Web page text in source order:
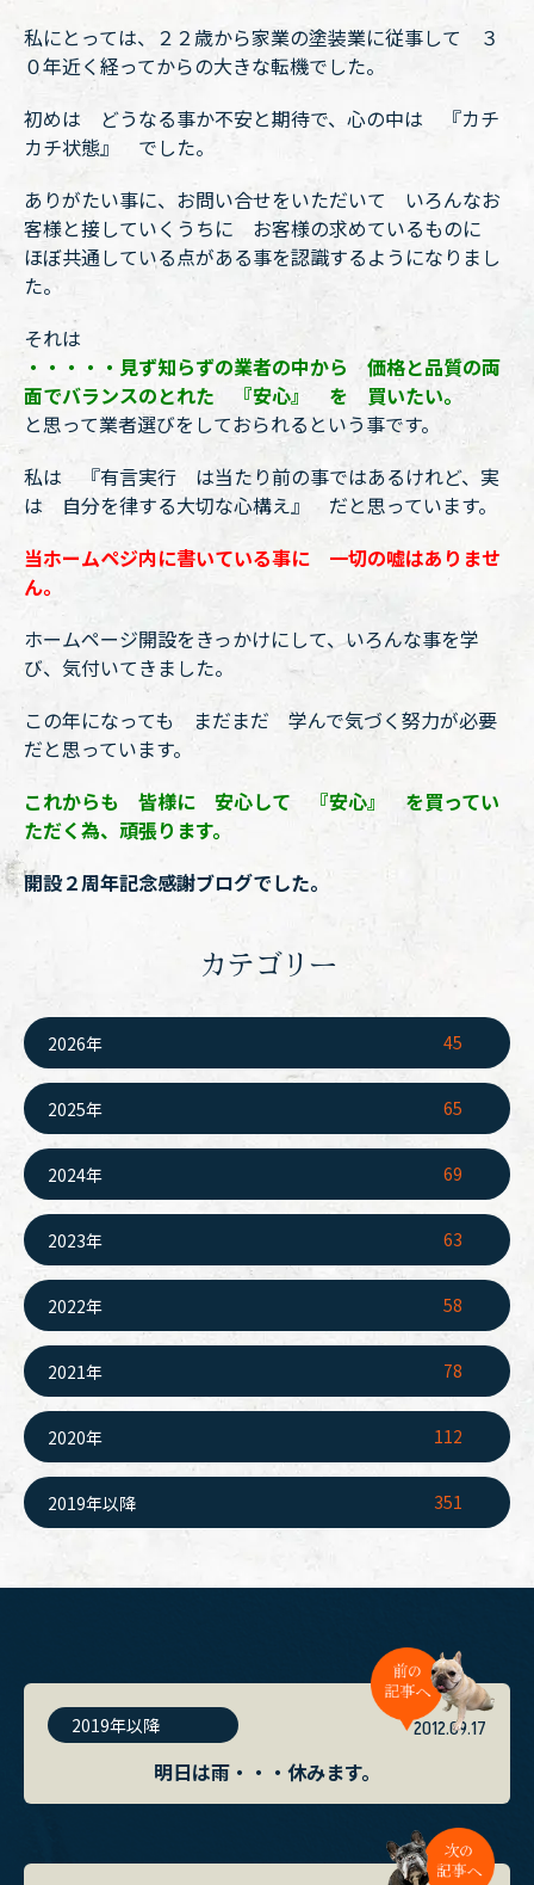
私にとっては、２２歳から家業の塗装業に従事して ３
０年近く経ってからの大きな転機でした。
初めは どうなる事か不安と期待で、心の中は 『カチ
カチ状態』 でした。
ありがたい事に、お問い合せをいただいて いろんなお
客様と接していくうちに お客様の求めているものに
ほぼ共通している点がある事を認識するようになりまし
た。
それは
・・・・・見ず知らずの業者の中から 価格と品質の両
面でバランスのとれた 『安心』 を 買いたい。
と思って業者選びをしておられるという事です。
私は 『有言実行 は当たり前の事ではあるけれど、実
は 自分を律する大切な心構え』 だと思っています。
当ホームペジ内に書いている事に 一切の嘘はありませ
ん。
ホームページ開設をきっかけにして、いろんな事を学
び、気付いてきました。
この年になっても まだまだ 学んで気づく努力が必要
だと思っています。
これからも 皆様に 安心して 『安心』 を買ってい
ただく為、頑張ります。
開設２周年記念感謝ブログでした。
カテゴリー
2026年 45
2025年 65
2024年 69
2023年 63
2022年 58
2021年 78
2020年 112
2019年以降 351
2019年以降 2012.09.17
明日は雨・・・休みます。